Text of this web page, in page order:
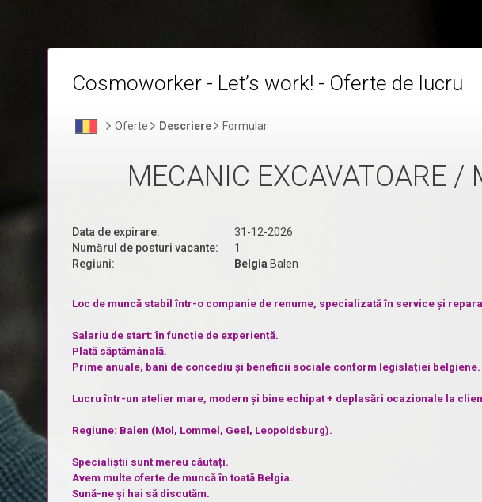
Cosmoworker - Let’s work! - Oferte de lucru
Oferte Descriere Formular
MECANIC EXCAVATOARE /
Data de expirare:
31-12-2026
Numărul de posturi vacante:
1
Regiuni:
Belgia Balen
Loc de muncă stabil într-o companie de renume, specializată în service și
Salariu de start: în funcție de experiență.
Plată săptămânală.
Prime anuale, bani de concediu și beneficii sociale conform legislației belgiene.
Lucru într-un atelier mare, modern și bine echipat + deplasări ocazionale la
Regiune: Balen (Mol, Lommel, Geel, Leopoldsburg).
Specialiștii sunt mereu căutați.
Avem multe oferte de muncă în toată Belgia.
Sună-ne și hai să discutăm.